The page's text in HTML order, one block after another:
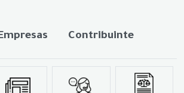
Contribuinte